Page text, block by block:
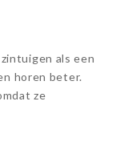
als een
horen beter.
ze